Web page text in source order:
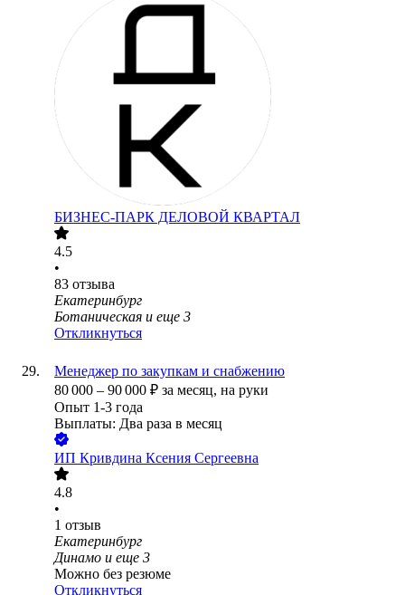
БИЗНЕС-ПАРК ДЕЛОВОЙ КВАРТАЛ
4.5
•
83 отзыва
Екатеринбург
Ботаническая и еще 3
Откликнуться
Менеджер по закупкам и снабжению
80 000 – 90 000 ₽ за месяц, на руки
Опыт 1-3 года
Выплаты: Два раза в месяц
ИП Кривдина Ксения Сергеевна
4.8
•
1 отзыв
Екатеринбург
Динамо и еще 3
Можно без резюме
Откликнуться